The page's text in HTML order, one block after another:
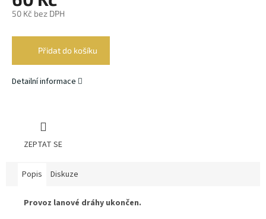
50 Kč bez DPH
Přidat do košíku
Detailní informace
ZEPTAT SE
Popis Diskuze
Provoz lanové dráhy ukončen.